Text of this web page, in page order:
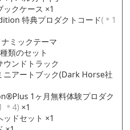
ックケース ×1
特典プロダクトコード(＊1
ミックテーマ
類のセット
ンドトラック
アートブック(Dark Horse社
1ヶ月無料体験プロダク
＊4) ×1
ッドセット ×1